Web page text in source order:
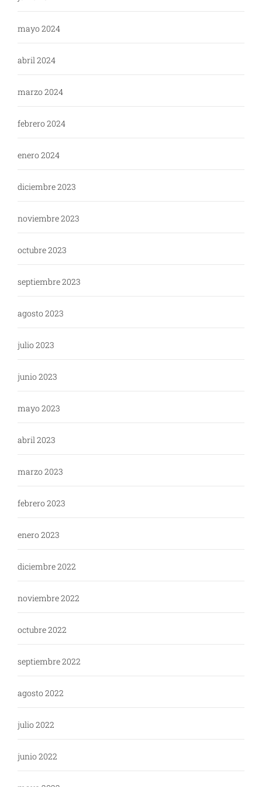
mayo 2024
abril 2024
marzo 2024
febrero 2024
enero 2024
diciembre 2023
noviembre 2023
octubre 2023
septiembre 2023
agosto 2023
julio 2023
junio 2023
mayo 2023
abril 2023
marzo 2023
febrero 2023
enero 2023
diciembre 2022
noviembre 2022
octubre 2022
septiembre 2022
agosto 2022
julio 2022
junio 2022